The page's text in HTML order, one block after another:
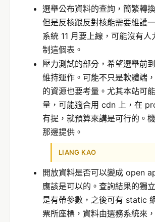
選舉公布資料的查詢，簡繁轉
但是反核跟反對核能需要維護
系統 11 月要上線，可能沒有人
制這個表。
壓力測試的部分，希望選舉前
維持運作。可能不只是軟體端
的資源也要考量。尤其本站可
量，可能適合用 cdn 上，在
有提，就預算來講是可行的。
那邊提供。
LIANG KAO
開放資料是否可以變成 open
應該是可以的。查詢結果的獨
是有帶參數，之後可有 static
票所座標，資料由選務系統來